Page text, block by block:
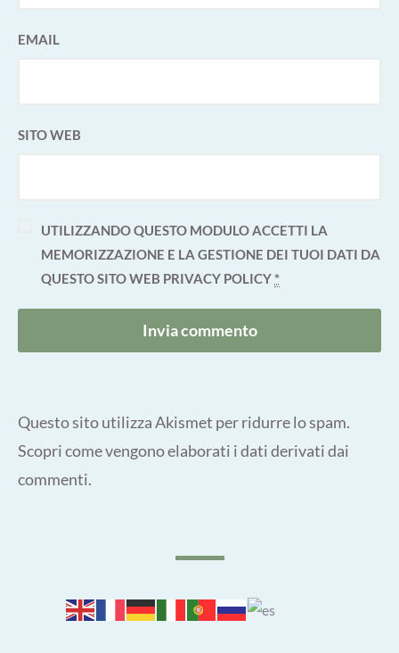
EMAIL
SITO WEB
UTILIZZANDO QUESTO MODULO ACCETTI LA
MEMORIZZAZIONE E LA GESTIONE DEI TUOI DATI DA
QUESTO SITO WEB PRIVACY POLICY*
Questo sito utilizza Akismet per ridurre lo spam.
Scopri come vengono elaborati i dati derivati dai
commenti.